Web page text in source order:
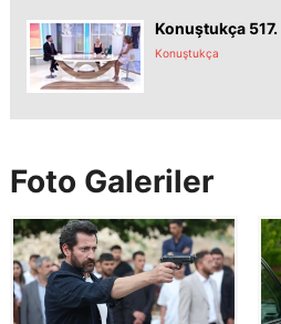
Konuştukça 517.
Konuştukça
Foto Galeriler